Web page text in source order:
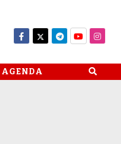
AGENDA